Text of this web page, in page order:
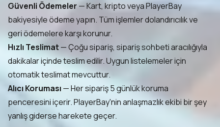
Güvenli Ödemeler— Kart, kripto veya PlayerBay
bakiyesiyle ödeme yapın. Tüm işlemler dolandırıcılık ve
geri ödemelere karşı korunur.
Hızlı Teslimat— Çoğu sipariş, sipariş sohbeti aracılığıyla
dakikalar içinde teslim edilir. Uygun listelemeler için
otomatik teslimat mevcuttur.
Alıcı Koruması — Her sipariş 5 günlük koruma
penceresini içerir. PlayerBay'nin anlaşmazlık ekibi bir şey
yanlış giderse harekete geçer.